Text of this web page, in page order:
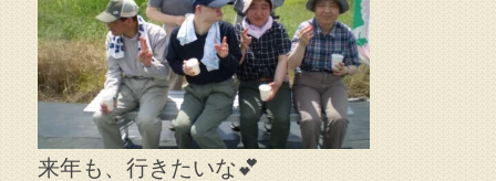
来年も、行きたいな💕